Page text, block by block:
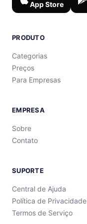
App Store
PRODUTO
Categorias
Preços
Para Empresas
EMPRESA
Sobre
Contato
SUPORTE
Central de Ajuda
Política de Privacidade
Termos de Serviço